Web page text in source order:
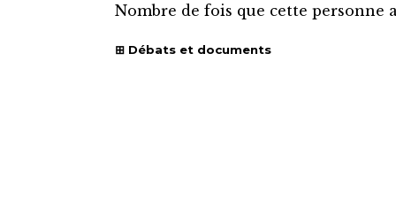
Nombre de fois que cette personne
Débats et documents